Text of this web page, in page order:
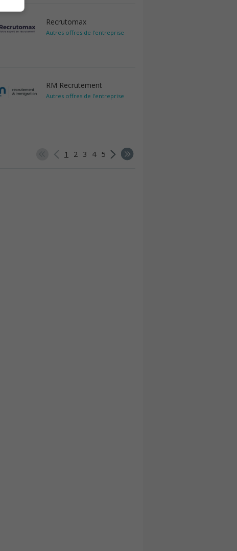
Recrutomax
Autres offres de l'entreprise
RM Recrutement
Autres offres de l'entreprise
1 2 3 4 5